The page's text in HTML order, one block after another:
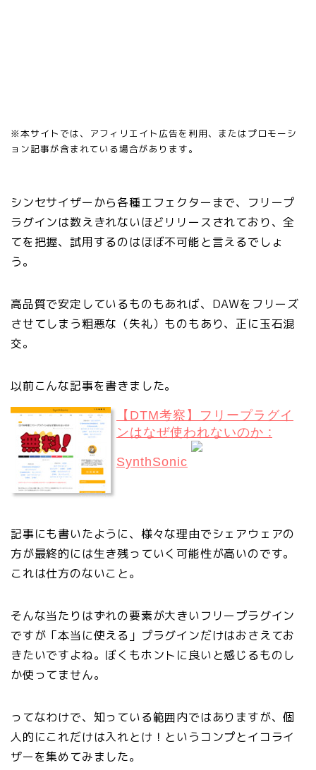
※本サイトでは、アフィリエイト広告を利用、またはプロモーシ
ョン記事が含まれている場合があります。
シンセサイザーから各種エフェクターまで、フリープ
ラグインは数えきれないほどリリースされており、全
てを把握、試用するのはほぼ不可能と言えるでしょ
う。
高品質で安定しているものもあれば、DAWをフリーズ
させてしまう粗悪な（失礼）ものもあり、正に玉石混
交。
以前こんな記事を書きました。
【DTM考察】フリープラグイ
ンはなぜ使われないのか :
SynthSonic
記事にも書いたように、様々な理由でシェアウェアの
方が最終的には生き残っていく可能性が高いのです。
これは仕方のないこと。
そんな当たりはずれの要素が大きいフリープラグイン
ですが「本当に使える」プラグインだけはおさえてお
きたいですよね。ぼくもホントに良いと感じるものし
か使ってません。
ってなわけで、知っている範囲内ではありますが、個
人的にこれだけは入れとけ！というコンプとイコライ
ザーを集めてみました。